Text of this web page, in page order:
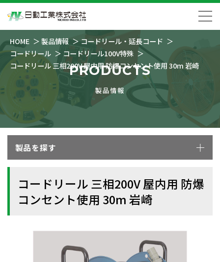
HOME 製品情報
コードリール・延長コード
コードリール
コードリール100V特殊
コードリール 三相200V 屋内用 防爆コンセント使用 30m 岩崎
PRODUCTS
製品情報
製品を探す
コードリール 三相200V 屋内用 防爆
コンセント使用 30m 岩崎